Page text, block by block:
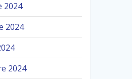
2024
2024
2024